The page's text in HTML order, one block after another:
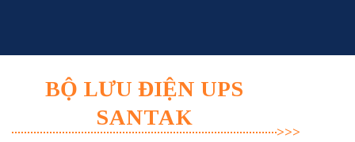
BỘ LƯU ĐIỆN UPS
SANTAK